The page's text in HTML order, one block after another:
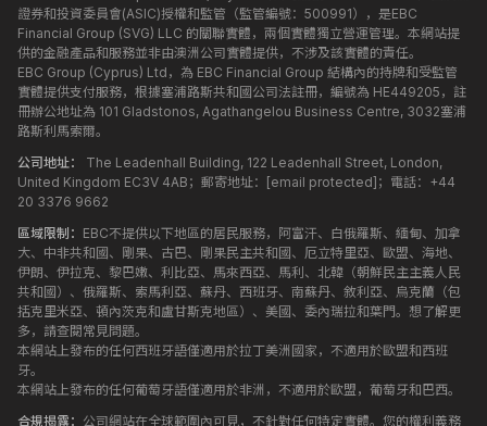
證券和投資委員會(ASIC)授權和監管（監管編號：500991），是EBC
Financial Group (SVG) LLC 的關聯實體，兩個實體獨立營運管理。本網站提
供的金融產品和服務並非由澳洲公司實體提供，不涉及該實體的責任。
EBC Group (Cyprus) Ltd，為 EBC Financial Group 結構內的持牌和受監管
實體提供支付服務，根據塞浦路斯共和國公司法註冊，編號為 HE449205，註
冊辦公地址為 101 Gladstonos, Agathangelou Business Centre, 3032塞浦
路斯利馬索爾。
公司地址： The Leadenhall Building, 122 Leadenhall Street, London,
United Kingdom EC3V 4AB；郵寄地址： [email protected] ；電話：+44
20 3376 9662
區域限制： EBC不提供以下地區的居民服務，阿富汗、白俄羅斯、緬甸、加拿
大、中非共和國、剛果、古巴、剛果民主共和國、厄立特里亞、歐盟、海地、
伊朗、伊拉克、黎巴嫩、利比亞、馬來西亞、馬利、北韓（朝鮮民主主義人民
共和國）、俄羅斯、索馬利亞、蘇丹、西班牙、南蘇丹、敘利亞、烏克蘭（包
括克里米亞、頓內茨克和盧甘斯克地區）、美國、委內瑞拉和葉門。想了解更
多，請查閱常見問題。
本網站上發布的任何西班牙語僅適用於拉丁美洲國家，不適用於歐盟和西班
牙。
本網站上發布的任何葡萄牙語僅適用於非洲，不適用於歐盟，葡萄牙和巴西。
合規揭露： 公司網站在全球範圍內可見，不針對任何特定實體。您的權利義務